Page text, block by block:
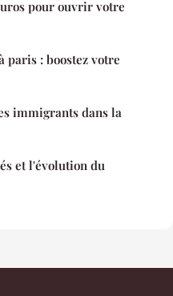
pour ouvrir votre
paris : boostez votre
immigrants dans la
et l'évolution du